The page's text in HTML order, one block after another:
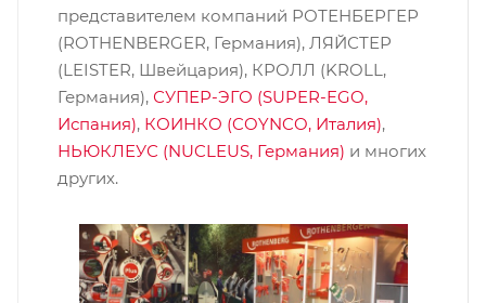
представителем компаний РОТЕНБЕРГЕР
(ROTHENBERGER, Германия), ЛЯЙСТЕР
(LEISTER, Швейцария), КРОЛЛ (KROLL,
Германия), СУПЕР-ЭГО (SUPER-EGO,
Испания), КОИНКО (COYNCO, Италия),
НЬЮКЛЕУС (NUCLEUS, Германия) и многих
других.